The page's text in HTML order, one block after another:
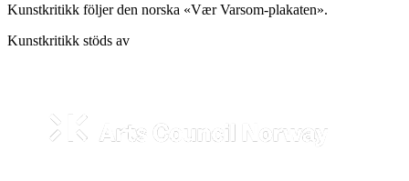
Kunstkritikk följer den norska «Vær Varsom-plakaten».
Kunstkritikk stöds av